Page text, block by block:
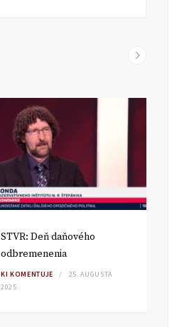
STVR: Deň daňového
odbremenenia
KI KOMENTUJE
25. AUGUSTA
2025